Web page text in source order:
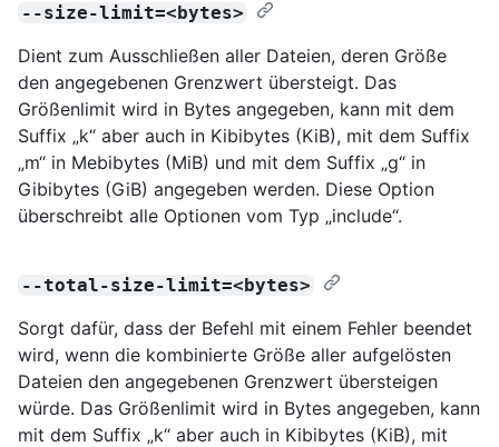
--size-limit=<bytes>
Dient zum Ausschließen aller Dateien, deren Größe
den angegebenen Grenzwert übersteigt. Das
Größenlimit wird in Bytes angegeben, kann mit dem
Suffix „k“ aber auch in Kibibytes (KiB), mit dem Suffix
„m“ in Mebibytes (MiB) und mit dem Suffix „g“ in
Gibibytes (GiB) angegeben werden. Diese Option
überschreibt alle Optionen vom Typ „include“.
--total-size-limit=<bytes>
Sorgt dafür, dass der Befehl mit einem Fehler beendet
wird, wenn die kombinierte Größe aller aufgelösten
Dateien den angegebenen Grenzwert übersteigen
würde. Das Größenlimit wird in Bytes angegeben, kann
mit dem Suffix „k“ aber auch in Kibibytes (KiB), mit